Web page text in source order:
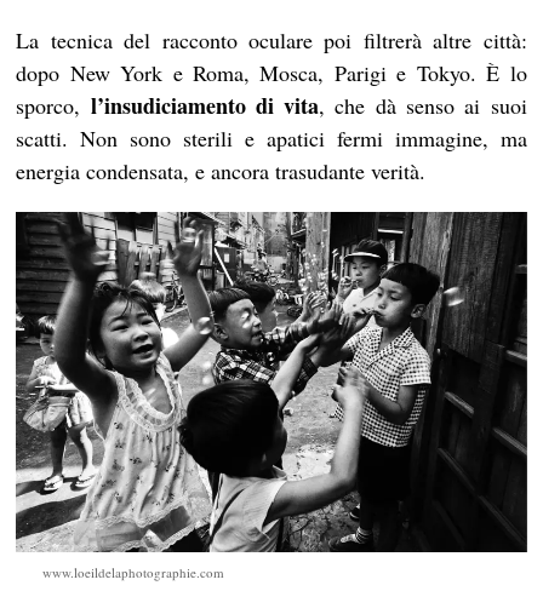
La tecnica del racconto oculare poi filtrerà altre città:
dopo New York e Roma, Mosca, Parigi e Tokyo. È lo
sporco, l’insudiciamento di vita, che dà senso ai suoi
scatti. Non sono sterili e apatici fermi immagine, ma
energia condensata, e ancora trasudante verità.
www.loeildelaphotographie.com